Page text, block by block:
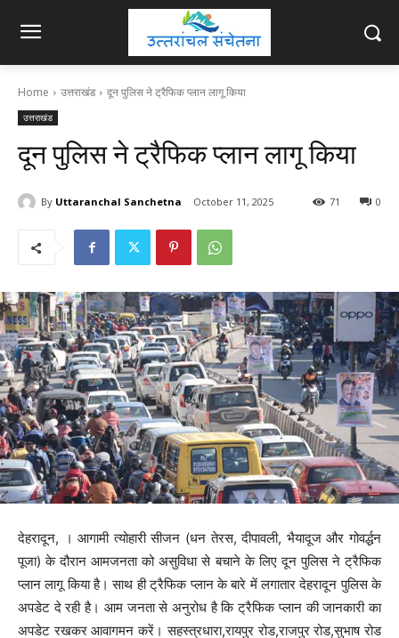
Home उत्तराखंड दून पुलिस ने ट्रैफिक प्लान लागू किया
उत्तराखंड
दून पुलिस ने ट्रैफिक प्लान लागू किया
By Uttaranchal Sanchetna October 11, 2025 0
71
देहरादून, । आगामी त्योहारी सीजन (धन तेरस, दीपावली, भैयादूज और गोवर्द्धन
पूजा) के दौरान आमजनता को असुविधा से बचाने के लिए दून पुलिस ने ट्रैफिक
प्लान लागू किया है। साथ ही ट्रैफिक प्लान के बारे में लगातार देहरादून पुलिस के
अपडेट दे रही है। आम जनता से अनुरोध है कि ट्रैफिक प्लान की जानकारी का
अपडेट रखकर आवागमन करें। सहस्त्रधारा,रायपुर रोड,राजपुर रोड,सुभाष रोड